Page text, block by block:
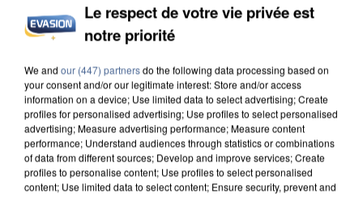
7 août 2026
Un second cadre de la DZ Mafia interpellé en
Algérie
Un cofondateur du réseau avait été interpellé
quelques jours plus tôt.
Le respect de votre vie privée est
notre priorité
We and our (447) partnersdo the following data processing based on
your consent and/or our legitimate interest: Store and/or access
information on a device; Use limited data to select advertising; Create
profiles for personalised advertising; Use profiles to select personalised
advertising; Measure advertising performance; Measure content
performance; Understand audiences through statistics or combinations
of data from different sources; Develop and improve services; Create
profiles to personalise content; Use profiles to select personalised
content; Use limited data to select content; Ensure security, prevent and